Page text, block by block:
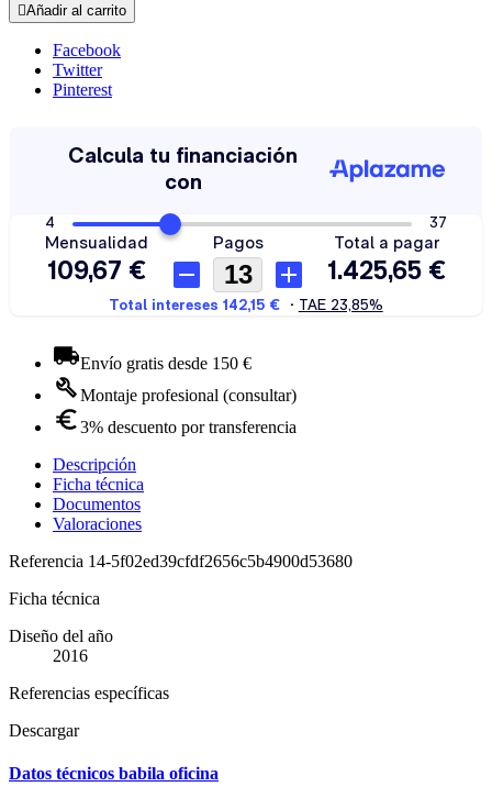
Añadir al carrito
Facebook
Twitter
Pinterest
Envío gratis desde 150 €
Montaje profesional (consultar)
3% descuento por transferencia
Descripción
Ficha técnica
Documentos
Valoraciones
Referencia 14-5f02ed39cfdf2656c5b4900d53680
Ficha técnica
Diseño del año
2016
Referencias específicas
Descargar
Datos técnicos babila oficina